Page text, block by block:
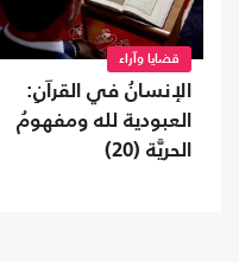
قضايا وآراء
الإنسانُ في القرآنِ:
العبودية لله ومفهومُ
الحريَّة (20)